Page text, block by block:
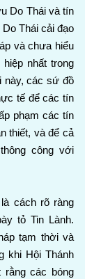
Do Thái và tín
Thái cải đạo
và chưa hiểu
nhất trong
này, các sứ đồ
tế để các tín
phạm các tín
thiết, và để cả
công với
cách rõ ràng
tỏ Tin Lành.
tạm thời và
khi Hội Thánh
rằng các bóng